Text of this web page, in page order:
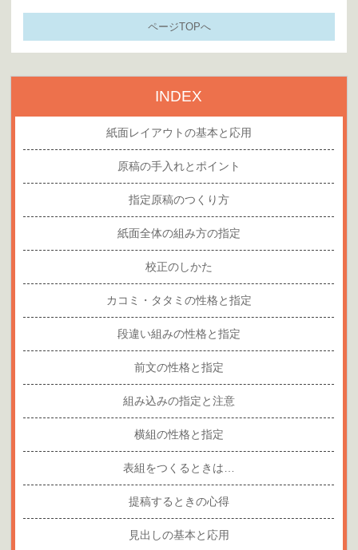
ページTOPへ
INDEX
紙面レイアウトの基本と応用
原稿の手入れとポイント
指定原稿のつくり方
紙面全体の組み方の指定
校正のしかた
カコミ・タタミの性格と指定
段違い組みの性格と指定
前文の性格と指定
組み込みの指定と注意
横組の性格と指定
表組をつくるときは…
提稿するときの心得
見出しの基本と応用